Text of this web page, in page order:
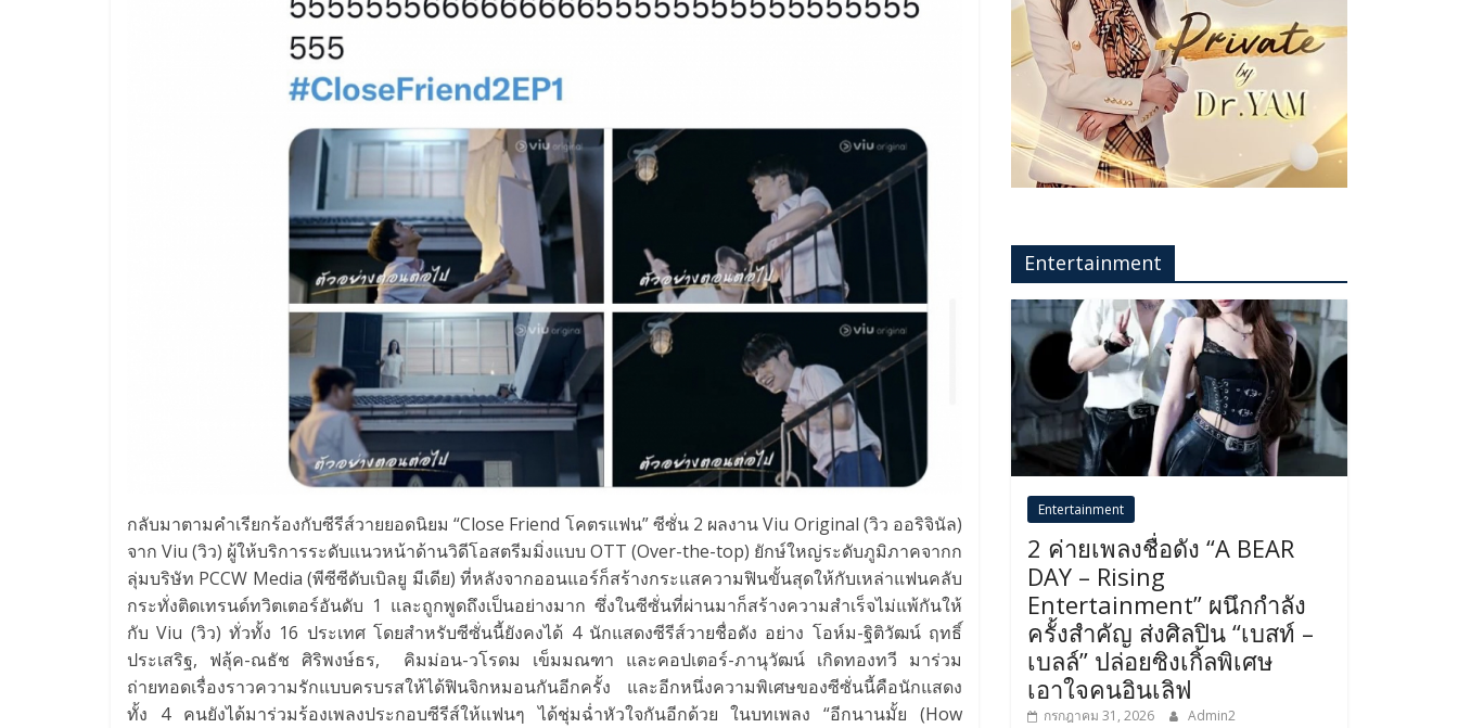
กลับมาตามคำเรียกร้องกับซีรีส์วายยอดนิยม “Close Friend โคตรแฟน” ซีซั่น 2 ผลงาน Viu Original (วิว ออริจินัล)
จาก Viu (วิว) ผู้ให้บริการระดับแนวหน้าด้านวิดีโอสตรีมมิ่งแบบ OTT (Over-the-top) ยักษ์ใหญ่ระดับภูมิภาคจากก
ลุ่มบริษัท PCCW Media (พีซีซีดับเบิลยู มีเดีย) ที่หลังจากออนแอร์ก็สร้างกระแสความฟินขั้นสุดให้กับเหล่าแฟนคลับ
กระทั่งติดเทรนด์ทวิตเตอร์อันดับ 1 และถูกพูดถึงเป็นอย่างมาก ซึ่งในซีซั่นที่ผ่านมาก็สร้างความสำเร็จไม่แพ้กันให้
กับ Viu (วิว) ทั่วทั้ง 16 ประเทศ โดยสำหรับซีซั่นนี้ยังคงได้ 4 นักแสดงซีรีส์วายชื่อดัง อย่าง โอห์ม-ฐิติวัฒน์ ฤทธิ์
ประเสริฐ, ฟลุ้ค-ณธัช ศิริพงษ์ธร, คิมม่อน-วโรดม เข็มมณฑา และคอปเตอร์-ภานุวัฒน์ เกิดทองทวี มาร่วม
ถ่ายทอดเรื่องราวความรักแบบครบรสให้ได้ฟินจิกหมอนกันอีกครั้ง และอีกหนึ่งความพิเศษของซีซั่นนี้คือนักแสดง
ทั้ง 4 คนยังได้มาร่วมร้องเพลงประกอบซีรีส์ให้แฟนๆ ได้ชุ่มฉ่ำหัวใจกันอีกด้วย ในบทเพลง “อีกนานมั้ย (How
Entertainment
Entertainment
2 ค่ายเพลงชื่อดัง “A BEAR
DAY – Rising
Entertainment” ผนึกกำลัง
ครั้งสำคัญ ส่งศิลปิน “เบสท์ –
เบลล์” ปล่อยซิงเกิ้ลพิเศษ
เอาใจคนอินเลิฟ
กรกฎาคม 31, 2026 Admin2